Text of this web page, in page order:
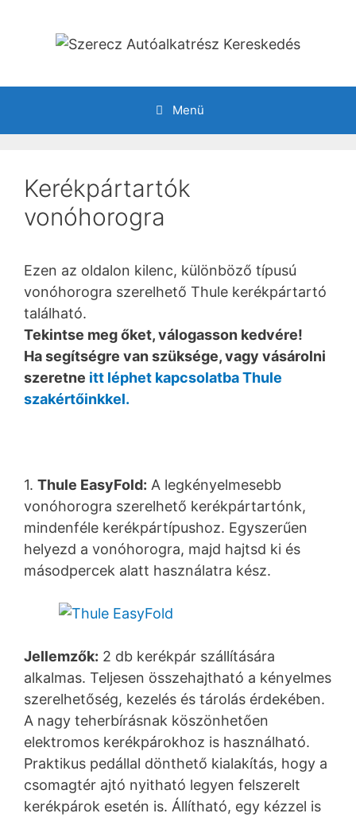
tartalomba
Menü
Kerékpártartók
vonóhorogra
Ezen az oldalon kilenc, különböző típusú
vonóhorogra szerelhető Thule kerékpártartó
található.
Tekintse meg őket, válogasson kedvére!
Ha segítségre van szüksége, vagy vásárolni
szeretne itt léphet kapcsolatba Thule
szakértőinkkel.
1. Thule EasyFold: A legkényelmesebb
vonóhorogra szerelhető kerékpártartónk,
mindenféle kerékpártípushoz. Egyszerűen
helyezd a vonóhorogra, majd hajtsd ki és
másodpercek alatt használatra kész.
Jellemzők: 2 db kerékpár szállítására
alkalmas. Teljesen összehajtható a kényelmes
szerelhetőség, kezelés és tárolás érdekében.
A nagy teherbírásnak köszönhetően
elektromos kerékpárokhoz is használható.
Praktikus pedállal dönthető kialakítás, hogy a
csomagtér ajtó nyitható legyen felszerelt
kerékpárok esetén is. Állítható, egy kézzel is